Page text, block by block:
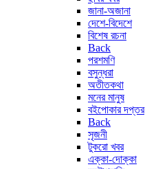
জানা-অজানা
দেশে-বিদেশে
বিশেষ রচনা
Back
পরশমণি
বসুন্ধরা
অতীতকথা
মনের মানুষ
বইপোকার দপ্তর
Back
সৃজনী
টুকরো খবর
এক্কা-দোক্কা